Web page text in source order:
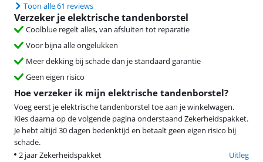
Toon alle 61 reviews
Verzeker je elektrische tandenborstel
Coolblue regelt alles, van afsluiten tot reparatie
Voor bijna alle ongelukken
Meer dekking bij schade dan je standaard garantie
Geen eigen risico
Hoe verzeker ik mijn elektrische tandenborstel?
Voeg eerst je elektrische tandenborstel toe aan je winkelwagen.
Kies daarna op de volgende pagina onderstaand Zekerheidspakket.
Je hebt altijd 30 dagen bedenktijd en betaalt geen eigen risico bij
schade.
2 jaar Zekerheidspakket
Uitleg